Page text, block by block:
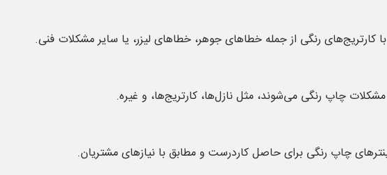
کارتریج‌های رنگی از جمله خطاهای جوهر، خطاهای لیزر، یا سایر مشکلات فنی.
چاپ رنگی می‌شوند، مثل نازل‌ها، کارتریج‌ها، و غیره.
چاپ رنگی برای حاصل کاردرست و مطابق با نیازهای مشتریان.